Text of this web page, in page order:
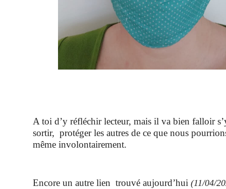
A toi d’y réfléchir lecteur, mais il va bien falloir
sortir, protéger les autres de ce que nous
même involontairement.
Encore un autre lien trouvé aujourd’hui (11/04/